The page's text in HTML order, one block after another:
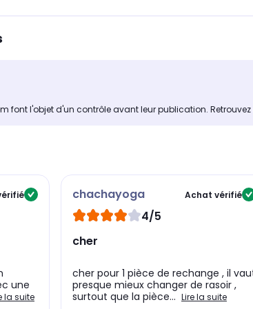
font l'objet d'un contrôle avant leur publication.
une
la suite
chachayoga Achat vérifié
4/5
cher
cher pour 1 pièce de rechange , il
presque mieux changer de rasoir ,
surtout que la pièce... Lire la suite